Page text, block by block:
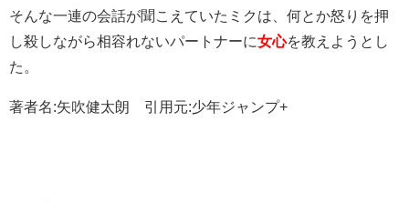
そんな一連の会話が聞こえていたミクは、何とか怒りを押
し殺しながら相容れないパートナーに女心を教えようとし
た。
著者名:矢吹健太朗 引用元:少年ジャンプ+